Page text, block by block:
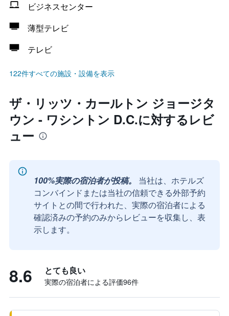
ビジネスセンター
薄型テレビ
テレビ
122件すべての施設・設備を表示
ザ・リッツ・カールトン ジョージタ
ウン - ワシントン D.C.に対するレビ
ュー
100%実際の宿泊者が投稿。
当社は、ホテルズ
コンバインドまたは当社の信頼できる外部予約
サイトとの間で行われた、実際の宿泊者による
確認済みの予約のみからレビューを収集し、表
示します。
8.6 とても良い
実際の宿泊者による評価96​件